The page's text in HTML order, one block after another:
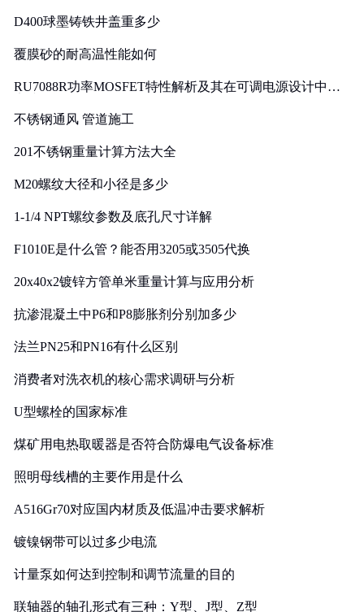
D400球墨铸铁井盖重多少
覆膜砂的耐高温性能如何
RU7088R功率MOSFET特性解析及其在可调电源设计中的
不锈钢通风 管道施工
201不锈钢重量计算方法大全
M20螺纹大径和小径是多少
1-1/4 NPT螺纹参数及底孔尺寸详解
F1010E是什么管？能否用3205或3505代换
20x40x2镀锌方管单米重量计算与应用分析
抗渗混凝土中P6和P8膨胀剂分别加多少
法兰PN25和PN16有什么区别
消费者对洗衣机的核心需求调研与分析
U型螺栓的国家标准
煤矿用电热取暖器是否符合防爆电气设备标准
照明母线槽的主要作用是什么
A516Gr70对应国内材质及低温冲击要求解析
镀镍钢带可以过多少电流
计量泵如何达到控制和调节流量的目的
联轴器的轴孔形式有三种：Y型、J型、Z型